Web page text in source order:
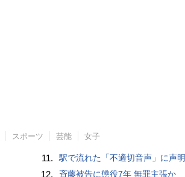
スポーツ 芸能 女子
11. 駅で流れた「不適切音声」に声明
12. 斉藤被告に懲役7年 無罪主張か